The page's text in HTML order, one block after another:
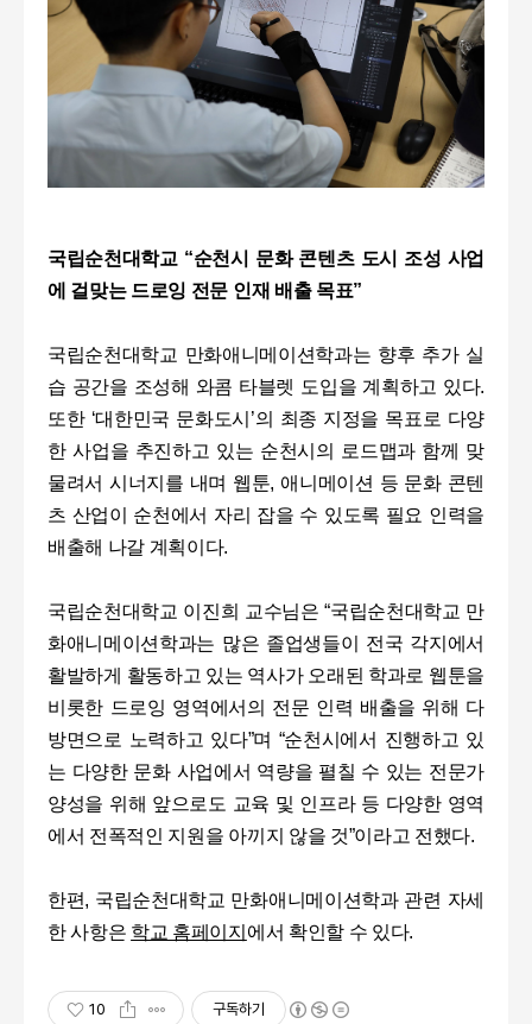
국립순천대학교 “순천시 문화 콘텐츠 도시 조성 사업
에 걸맞는 드로잉 전문 인재 배출 목표”
국립순천대학교 만화애니메이션학과는 향후 추가 실
습 공간을 조성해 와콤 타블렛 도입을 계획하고 있다.
또한 ‘대한민국 문화도시’의 최종 지정을 목표로 다양
한 사업을 추진하고 있는 순천시의 로드맵과 함께 맞
물려서 시너지를 내며 웹툰, 애니메이션 등 문화 콘텐
츠 산업이 순천에서 자리 잡을 수 있도록 필요 인력을
배출해 나갈 계획이다.
국립순천대학교 이진희 교수님은 “국립순천대학교 만
화애니메이션학과는 많은 졸업생들이 전국 각지에서
활발하게 활동하고 있는 역사가 오래된 학과로 웹툰을
비롯한 드로잉 영역에서의 전문 인력 배출을 위해 다
방면으로 노력하고 있다”며 “순천시에서 진행하고 있
는 다양한 문화 사업에서 역량을 펼칠 수 있는 전문가
양성을 위해 앞으로도 교육 및 인프라 등 다양한 영역
에서 전폭적인 지원을 아끼지 않을 것”이라고 전했다.
한편, 국립순천대학교 만화애니메이션학과 관련 자세
한 사항은 학교 홈페이지 에서 확인할 수 있다.
10 구독하기